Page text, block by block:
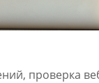
проверка